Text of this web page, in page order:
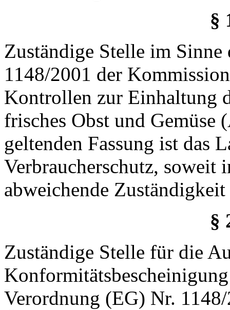
§
Zuständige Stelle im
1148/2001 der
Kontrollen zur Einhaltung
frisches Obst und Gemüse (
geltenden Fassung ist das
Verbraucherschutz, soweit
abweichende
§
Zuständige Stelle für die
Verordnung (EG) Nr.